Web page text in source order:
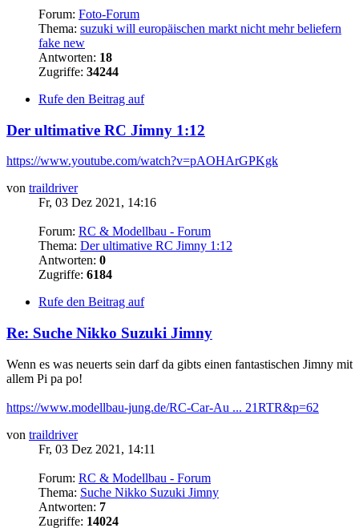
Forum: Foto-Forum
Thema: suzuki will europäischen markt nicht mehr beliefern
fake new
Antworten: 18
Zugriffe: 34244
Rufe den Beitrag auf
Der ultimative RC Jimny 1:12
https://www.youtube.com/watch?v=pAOHArGPKgk
von traildriver
Fr, 03 Dez 2021, 14:16
Forum: RC & Modellbau - Forum
Thema: Der ultimative RC Jimny 1:12
Antworten: 0
Zugriffe: 6184
Rufe den Beitrag auf
Re: Suche Nikko Suzuki Jimny
Wenn es was neuerts sein darf da gibts einen fantastischen Jimny mit
allem Pi pa po!
https://www.modellbau-jung.de/RC-Car-Au ... 21RTR&p=62
von traildriver
Fr, 03 Dez 2021, 14:11
Forum: RC & Modellbau - Forum
Thema: Suche Nikko Suzuki Jimny
Antworten: 7
Zugriffe: 14024